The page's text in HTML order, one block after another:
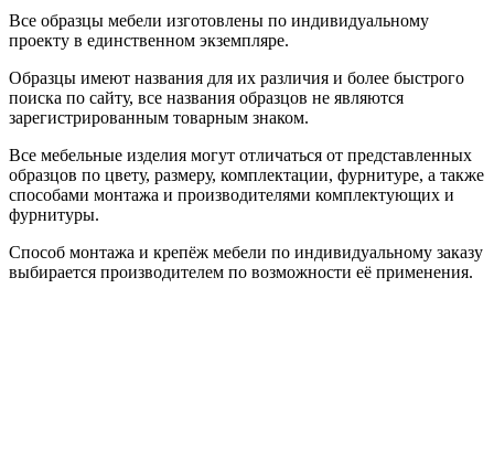
Все образцы мебели изготовлены по индивидуальному
проекту в единственном экземпляре.
Образцы имеют названия для их различия и более быстрого
поиска по сайту, все названия образцов не являются
зарегистрированным товарным знаком.
Все мебельные изделия могут отличаться от представленных
образцов по цвету, размеру, комплектации, фурнитуре, а также
способами монтажа и производителями комплектующих и
фурнитуры.
Способ монтажа и крепёж мебели по индивидуальному заказу
выбирается производителем по возможности её применения.